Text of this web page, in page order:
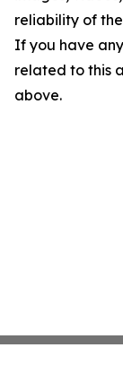
reliability of
If you have
related to this
above.